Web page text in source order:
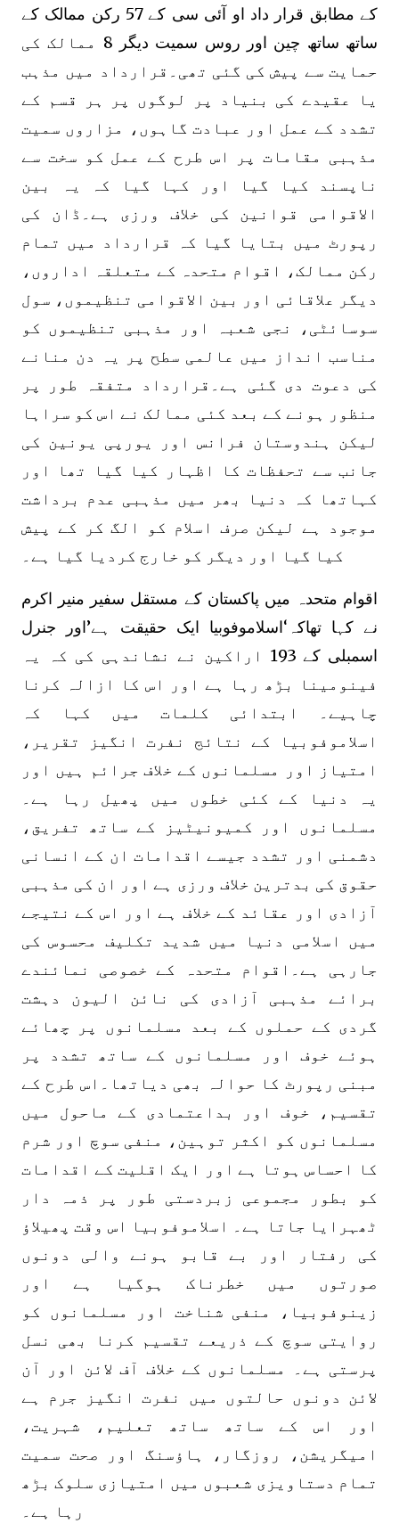
کے مطابق قرار داد او آئی سی کے 57 رکن ممالک کے
ساتھ ساتھ چین اور روس سمیت دیگر 8 ممالک کی
حمایت سے پیش کی گئی تھی۔قرارداد میں مذہب
یا عقیدے کی بنیاد پر لوگوں پر ہر قسم کے
تشدد کے عمل اور عبادت گاہوں، مزاروں سمیت
مذہبی مقامات پر اس طرح کے عمل کو سخت سے
ناپسند کیا گیا اور کہا گیا کہ یہ بین
الاقوامی قوانین کی خلاف ورزی ہے۔ڈان کی
رپورٹ میں بتایا گیا کہ قرارداد میں تمام
رکن ممالک، اقوام متحدہ کے متعلقہ اداروں،
دیگر علاقائی اور بین الاقوامی تنظیموں، سول
سوسائٹی، نجی شعبہ اور مذہبی تنظیموں کو
مناسب انداز میں عالمی سطح پر یہ دن منانے
کی دعوت دی گئی ہے۔قرارداد متفقہ طور پر
منظور ہونے کے بعد کئی ممالک نے اس کو سراہا
لیکن ہندوستان فرانس اور یورپی یونین کی
جانب سے تحفظات کا اظہار کیا گیا تھا اور
کہاتھا کہ دنیا بھر میں مذہبی عدم برداشت
موجود ہے لیکن صرف اسلام کو الگ کر کے پیش
کیا گیا اور دیگر کو خارج کردیا گیا ہے۔
اقوام متحدہ میں پاکستان کے مستقل سفیر منیر اکرم
نے کہا تھاکہ‘اسلاموفوبیا ایک حقیقت ہے’اور جنرل
اسمبلی کے 193 اراکین نے نشاندہی کی کہ یہ
فینومینا بڑھ رہا ہے اور اس کا ازالہ کرنا
چاہیے۔ ابتدائی کلمات میں کہا کہ
اسلاموفوبیا کے نتائج نفرت انگیز تقریر،
امتیاز اور مسلمانوں کے خلاف جرائم ہیں اور
یہ دنیا کے کئی خطوں میں پھیل رہا ہے۔
مسلمانوں اور کمیونیٹیز کے ساتھ تفریق،
دشمنی اور تشدد جیسے اقدامات ان کے انسانی
حقوق کی بدترین خلاف ورزی ہے اور ان کی مذہبی
آزادی اور عقائد کے خلاف ہے اور اس کے نتیجے
میں اسلامی دنیا میں شدید تکلیف محسوس کی
جارہی ہے۔اقوام متحدہ کے خصوصی نمائندے
برائے مذہبی آزادی کی نائن الیون دہشت
گردی کے حملوں کے بعد مسلمانوں پر چھائے
ہوئے خوف اور مسلمانوں کے ساتھ تشدد پر
مبنی رپورٹ کا حوالہ بھی دیاتھا۔اس طرح کے
تقسیم، خوف اور بداعتمادی کے ماحول میں
مسلمانوں کو اکثر توہین، منفی سوچ اور شرم
کا احساس ہوتا ہے اور ایک اقلیت کے اقدامات
کو بطور مجموعی زبردستی طور پر ذمہ دار
ٹھہرایا جاتا ہے۔ اسلاموفوبیا اس وقت پھیلاؤ
کی رفتار اور بے قابو ہونے والی دونوں
صورتوں میں خطرناک ہوگیا ہے اور
زینوفوبیا، منفی شناخت اور مسلمانوں کو
روایتی سوچ کے ذریعے تقسیم کرنا بھی نسل
پرستی ہے۔ مسلمانوں کے خلاف آف لائن اور آن
لائن دونوں حالتوں میں نفرت انگیز جرم ہے
اور اس کے ساتھ ساتھ تعلیم، شہریت،
امیگریشن، روزگار، ہاؤسنگ اور صحت سمیت
تمام دستاویزی شعبوں میں امتیازی سلوک بڑھ
رہا ہے۔